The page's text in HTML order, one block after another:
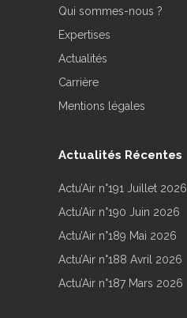
Qui sommes-nous ?
Expertises
Actualités
Carrière
Mentions légales
Actualités Récentes
Actu’Air n°191 Juillet 2026
Actu’Air n°190 Juin 2026
Actu’Air n°189 Mai 2026
Actu’Air n°188 Avril 2026
Actu’Air n°187 Mars 2026